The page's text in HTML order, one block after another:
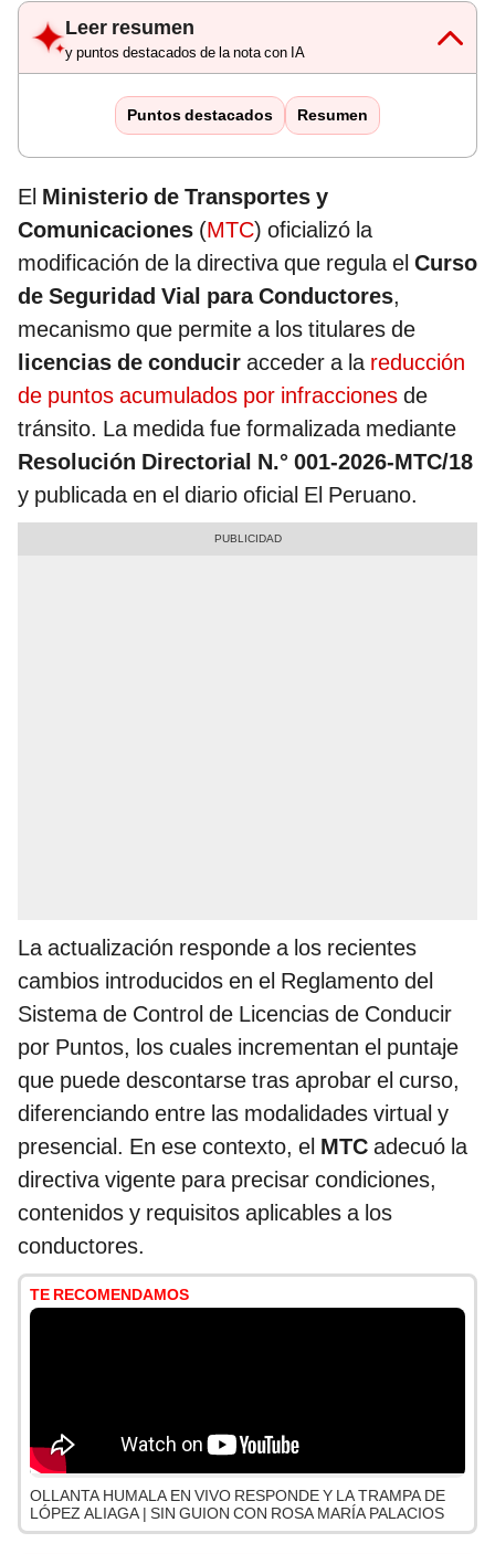
Leer resumen
y puntos destacados de la nota con IA
Puntos destacados Resumen
El Ministerio de Transportes y
Comunicaciones (MTC) oficializó la
modificación de la directiva que regula el Curso
de Seguridad Vial para Conductores,
mecanismo que permite a los titulares de
licencias de conducir acceder a la reducción
de puntos acumulados por infracciones de
tránsito. La medida fue formalizada mediante
Resolución Directorial N.° 001-2026-MTC/18
y publicada en el diario oficial El Peruano.
La actualización responde a los recientes
cambios introducidos en el Reglamento del
Sistema de Control de Licencias de Conducir
por Puntos, los cuales incrementan el puntaje
que puede descontarse tras aprobar el curso,
diferenciando entre las modalidades virtual y
presencial. En ese contexto, el MTC adecuó la
directiva vigente para precisar condiciones,
contenidos y requisitos aplicables a los
conductores.
TE RECOMENDAMOS
OLLANTA HUMALA EN VIVO RESPONDE Y LA TRAMPA DE
LÓPEZ ALIAGA | SIN GUION CON ROSA MARÍA PALACIOS